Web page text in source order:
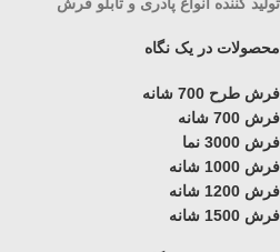
تولید کننده انواع پادری و تابلو فرش
محصولات در یک نگاه
فرش طرح 700 شانه
فرش 700 شانه
فرش 3000 نما
فرش 1000 شانه
فرش 1200 شانه
فرش 1500 شانه